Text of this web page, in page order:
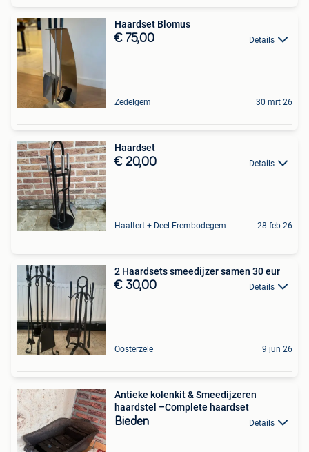
Haardset Blomus
€ 75,00 Details
Zedelgem 30 mrt 26
Haardset
€ 20,00 Details
Haaltert + Deel Erembodegem 28 feb 26
2 Haardsets smeedijzer samen 30 eur
€ 30,00 Details
Oosterzele 9 jun 26
Antieke kolenkit & Smeedijzeren
haardstel –Complete haardset
Bieden Details